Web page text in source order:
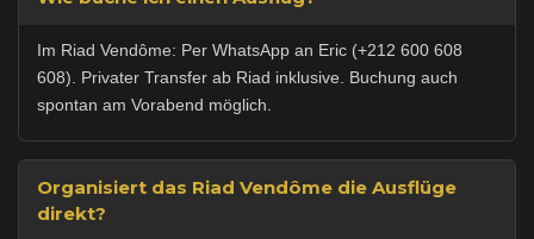
Im Riad Vendôme: Per WhatsApp an Eric (+212 600 608
608). Privater Transfer ab Riad inklusive. Buchung auch
spontan am Vorabend möglich.
Organisiert das Riad Vendôme die Ausflüge
direkt?